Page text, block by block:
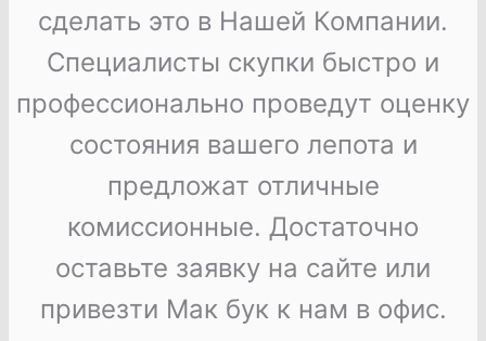
сделать это в Нашей Компании.
Специалисты скупки быстро и
профессионально проведут оценку
состояния вашего лепота и
предложат отличные
комиссионные. Достаточно
оставьте заявку на сайте или
привезти Мак бук к нам в офис.